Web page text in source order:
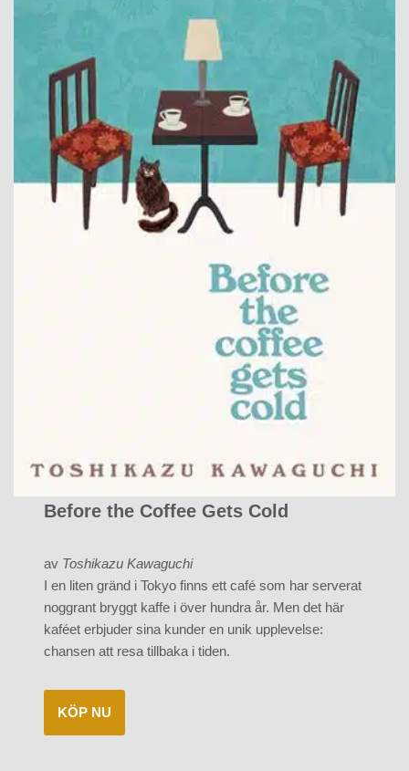
Before the Coffee Gets Cold
av Toshikazu Kawaguchi
I en liten gränd i Tokyo finns ett café som har serverat
noggrant bryggt kaffe i över hundra år. Men det här
kaféet erbjuder sina kunder en unik upplevelse:
chansen att resa tillbaka i tiden.
KÖP NU